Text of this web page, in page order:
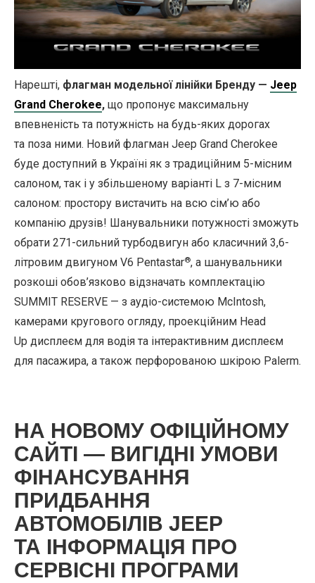
Нарешті, флагман модельної лінійки Бренду — Jeep
Grand Cherokee, що пропонує максимальну
впевненість та потужність на будь-яких дорогах
та поза ними. Новий флагман Jeep Grand Cherokee
буде доступний в Україні як з традиційним 5-місним
салоном, так і у збільшеному варіанті L з 7-місним
салоном: простору вистачить на всю сім’ю або
компанію друзів! Шанувальники потужності зможуть
обрати 271-сильний турбодвигун або класичний 3,6-
літровим двигуном V6 Pentastar®, а шанувальники
розкоші обов’язково відзначать комплектацію
SUMMIT RESERVE — з аудіо-системою McIntosh,
камерами кругового огляду, проекційним Head
Up дисплеєм для водія та інтерактивним дисплеєм
для пасажира, а також перфорованою шкірою Palerm.
НА НОВОМУ ОФІЦІЙНОМУ
САЙТІ — ВИГІДНІ УМОВИ
ФІНАНСУВАННЯ
ПРИДБАННЯ
АВТОМОБІЛІВ JEEP
ТА ІНФОРМАЦІЯ ПРО
СЕРВІСНІ ПРОГРАМИ